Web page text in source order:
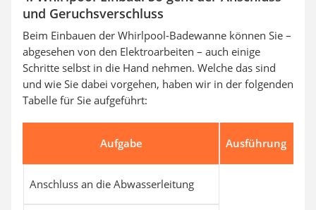
und Geruchsverschluss
Beim Einbauen der Whirlpool-Badewanne können Sie –
abgesehen von den Elektroarbeiten – auch einige
Schritte selbst in die Hand nehmen. Welche das sind
und wie Sie dabei vorgehen, haben wir in der folgenden
Tabelle für Sie aufgeführt:
Aufgabe Ausführung
Anschluss an die Abwasserleitung